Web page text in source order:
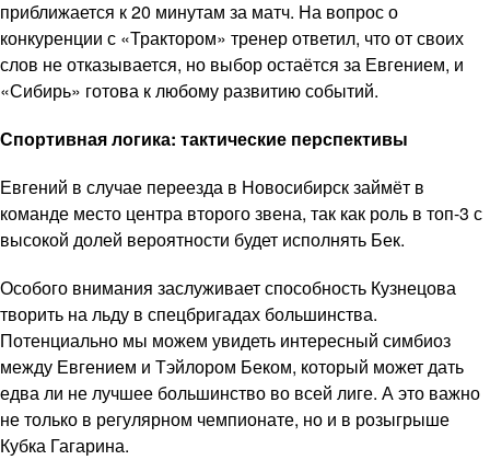
приближается к 20 минутам за матч. На вопрос о
конкуренции с «Трактором» тренер ответил, что от своих
слов не отказывается, но выбор остаётся за Евгением, и
«Сибирь» готова к любому развитию событий.
Спортивная логика: тактические перспективы
Евгений в случае переезда в Новосибирск займёт в
команде место центра второго звена, так как роль в топ-3 с
высокой долей вероятности будет исполнять Бек.
Особого внимания заслуживает способность Кузнецова
творить на льду в спецбригадах большинства.
Потенциально мы можем увидеть интересный симбиоз
между Евгением и Тэйлором Беком, который может дать
едва ли не лучшее большинство во всей лиге. А это важно
не только в регулярном чемпионате, но и в розыгрыше
Кубка Гагарина.